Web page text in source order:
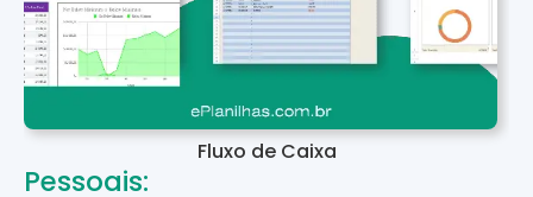
Fluxo de Caixa
Pessoais: